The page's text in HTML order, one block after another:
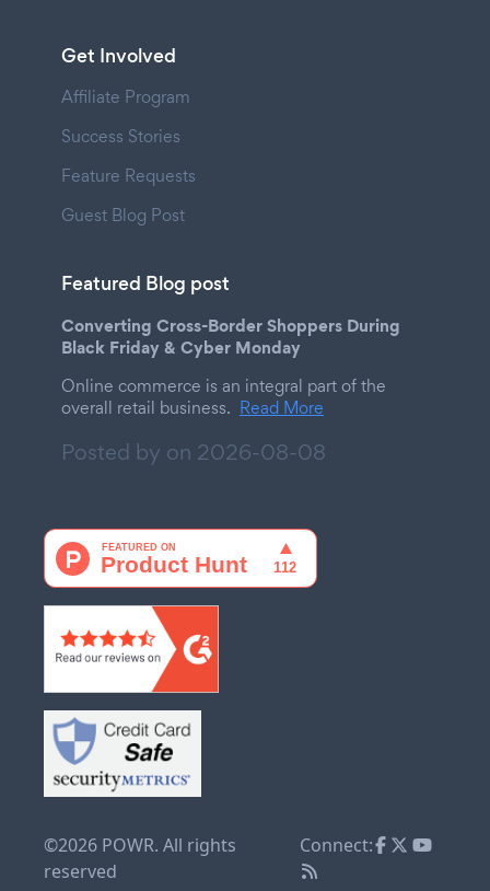
Get Involved
Affiliate Program
Success Stories
Feature Requests
Guest Blog Post
Featured Blog post
Converting Cross-Border Shoppers During
Black Friday & Cyber Monday
Online commerce is an integral part of the
overall retail business. Read More
Posted by on 2026-08-08
©2026 POWR. All rights
reserved
Connect: